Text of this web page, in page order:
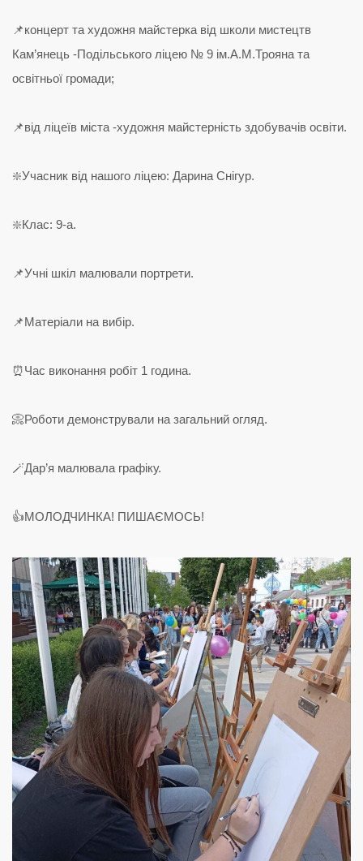
📌концерт та художня майстерка від школи мистецтв
Кам’янець -Подільського ліцею № 9 ім.А.М.Трояна та
освітньої громади;
📌від ліцеїв міста -художня майстерність здобувачів освіти.
❇️Учасник від нашого ліцею: Дарина Снігур.
❇️Клас: 9-а.
📌Учні шкіл малювали портрети.
📌Матеріали на вибір.
⏰Час виконання робіт 1 година.
📀Роботи демонстрували на загальний огляд.
🪄Дар’я малювала графіку.
👍МОЛОДЧИНКА! ПИШАЄМОСЬ!